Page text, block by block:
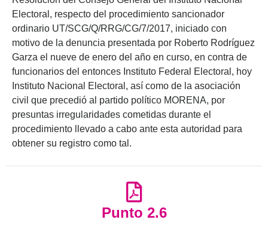
Electoral, respecto del procedimiento sancionador
ordinario UT/SCG/Q/RRG/CG/7/2017, iniciado con
motivo de la denuncia presentada por Roberto Rodríguez
Garza el nueve de enero del año en curso, en contra de
funcionarios del entonces Instituto Federal Electoral, hoy
Instituto Nacional Electoral, así como de la asociación
civil que precedió al partido político MORENA, por
presuntas irregularidades cometidas durante el
procedimiento llevado a cabo ante esta autoridad para
obtener su registro como tal.
Punto 2.6